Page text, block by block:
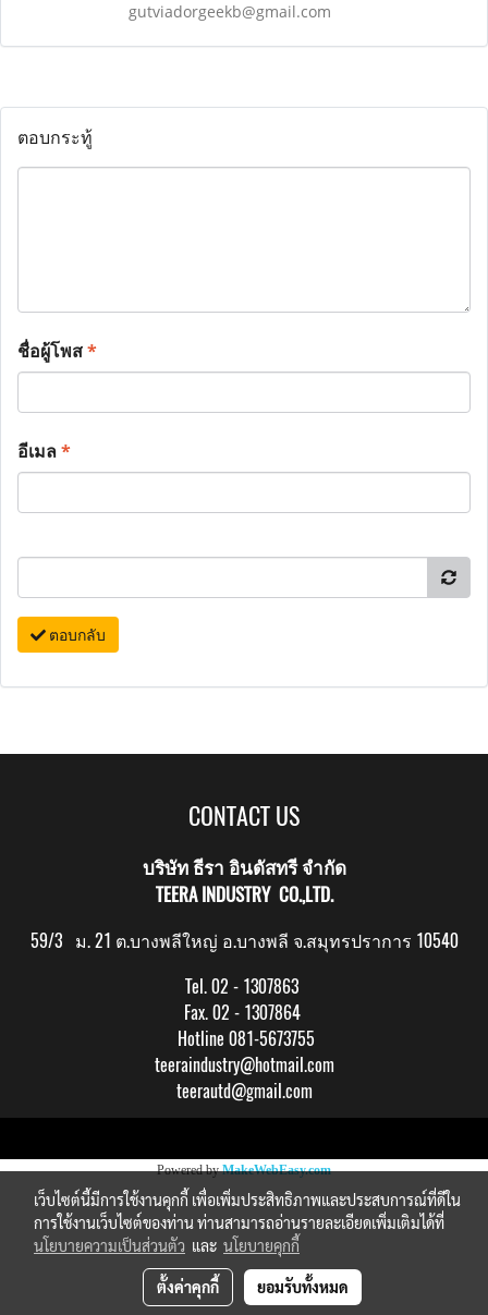
gutviadorgeekb@gmail.com
ตอบกระทู้
ชื่อผู้โพส*
อีเมล*
ตอบกลับ
CONTACT US
บริษัท ธีรา อินดัสทรี จำกัด
TEERA INDUSTRY CO.,LTD.
59/3 ม. 21 ต.บางพลีใหญ่ อ.บางพลี จ.สมุทรปราการ 10540
Tel. 02 - 1307863
Fax. 02 - 1307864
Hotline 081-5673755
teeraindustry@hotmail.com
teerautd@gmail.com
Powered byMakeWebEasy.com
เว็บไซต์นี้มีการใช้งานคุกกี้ เพื่อเพิ่มประสิทธิภาพและประสบการณ์ที่ดีใน
การใช้งานเว็บไซต์ของท่าน ท่านสามารถอ่านรายละเอียดเพิ่มเติมได้ที่
นโยบายความเป็นส่วนตัว และ นโยบายคุกกี้
ตั้งค่าคุกกี้ ยอมรับทั้งหมด